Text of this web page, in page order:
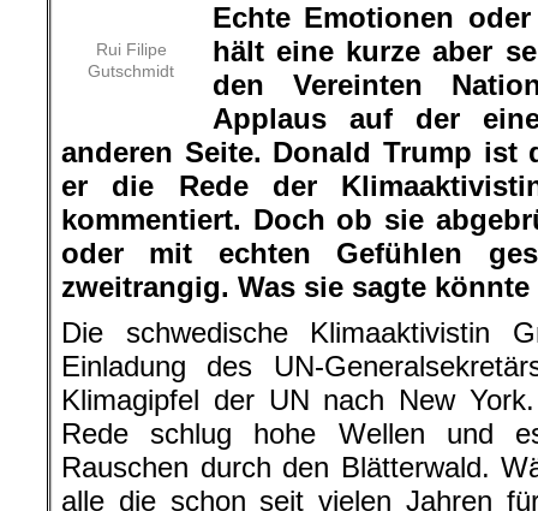
Rui Filipe
Gutschmidt
Echte Emotionen
hält eine kurze aber
den Vereinten
Applaus auf der
anderen Seite. Donald Trump ist
er die Rede der
kommentiert. Doch ob sie
oder mit echten Gefühlen
zweitrangig. Was sie sagte
Die schwedische Klimaaktivistin
Einladung des UN-
Klimagipfel der UN nach New
Rede schlug hohe Wellen und
Rauschen durch den Blätterwald.
alle die schon seit vielen Jahren